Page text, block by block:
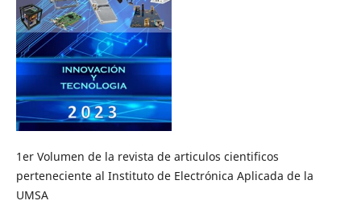
1er Volumen de la revista de articulos cientificos
perteneciente al Instituto de Electrónica Aplicada de la
UMSA